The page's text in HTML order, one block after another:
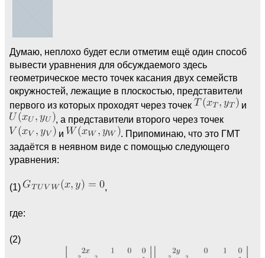
Думаю, неплохо будет если отметим ещё один способ
вывести уравнения для обсуждаемого здесь
геометрическое место точек касания двух семейств
окружностей, лежащие в плоскостью, представители
первого из которых проходят через точек
и
, а представители второго через точек
и
. Припоминаю, что это ГМТ
задаётся в неявном виде с помощью следующего
уравнения:
(1)
где:
(2)